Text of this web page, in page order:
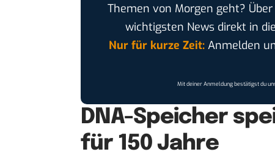
Themen von Morgen geht? Über
wichtigsten News direkt in
Nur für kurze Zeit:Anmelden
Mit deiner Anmeldung bestätigst du
DNA-Speicher
für 150 Jahre